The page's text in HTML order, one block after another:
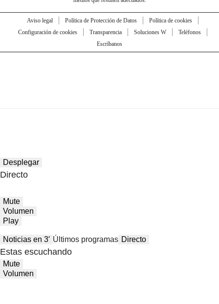
Aviso legal Política de Protección de Datos
Política de cookies
Configuración de cookies
Transparencia Soluciones W
Teléfonos
Escríbanos
Desplegar
Directo
Mute
Volumen
Play
Noticias en 3′ Últimos programas Directo
Estas escuchando
Mute
Volumen